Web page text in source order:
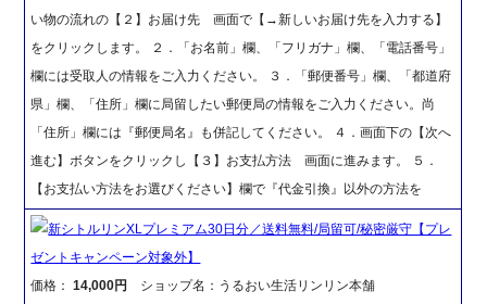
い物の流れの【２】お届け先 画面で【→新しいお届け先を入力する】
をクリックします。 ２．「お名前」欄、「フリガナ」欄、「電話番号」
欄には受取人の情報をご入力ください。 ３．「郵便番号」欄、「都道府
県」欄、「住所」欄に局留したい郵便局の情報をご入力ください。尚
「住所」欄には『郵便局名』も併記してください。 ４．画面下の【次へ
進む】ボタンをクリックし【３】お支払方法 画面に進みます。 ５．
【お支払い方法をお選びください】欄で『代金引換』以外の方法を
新シトルリンXLプレミアム30日分／送料無料/局留可/秘密厳守【プレ
ゼントキャンペーン対象外】
価格：14,000円
ショップ名：うるおい生活リンリン本舗